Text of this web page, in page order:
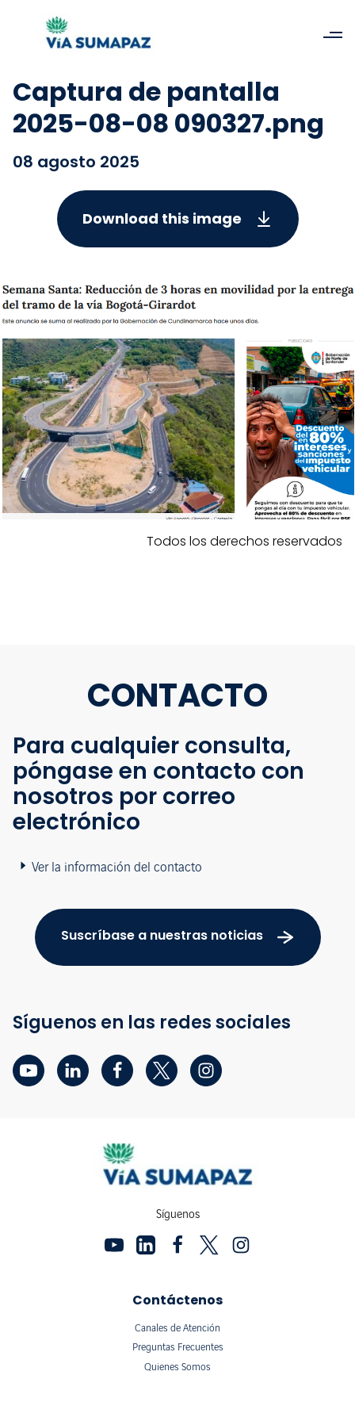
Captura de pantalla
2025-08-08 090327.png
08 agosto 2025
Download this image
Todos los derechos reservados
CONTACTO
Para cualquier consulta,
póngase en contacto con
nosotros por correo
electrónico
Ver la información del contacto
Suscríbase a nuestras noticias
Síguenos en las redes sociales
Síguenos
Contáctenos
Canales de Atención
Preguntas Frecuentes
Quienes Somos